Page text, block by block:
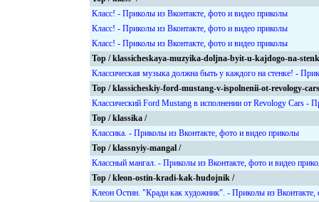
Класс! - Приколы из Вконтакте, фото и видео приколы
Класс! - Приколы из Вконтакте, фото и видео приколы
Класс! - Приколы из Вконтакте, фото и видео приколы
Top / klassicheskaya-muzyika-doljna-byit-u-kajdogo-na-
Классическая музыка должна быть у каждого на стенке! -
Top / klassicheskiy-ford-mustang-v-ispolnenii-ot-revology-
Классический Ford Mustang в исполнении от Revology Cars -
Top / klassika /
Классика. - Приколы из Вконтакте, фото и видео приколы
Top / klassnyiy-mangal /
Классный мангал. - Приколы из Вконтакте, фото и видео
Top / kleon-ostin-kradi-kak-hudojnik /
Клеон Остин. "Кради как художник". - Приколы из Вконтакте,